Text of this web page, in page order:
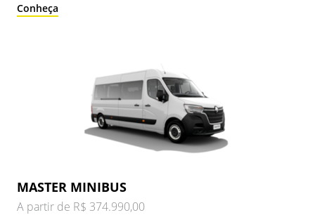
Conheça
MASTER MINIBUS
A partir de R$ 374.990,00